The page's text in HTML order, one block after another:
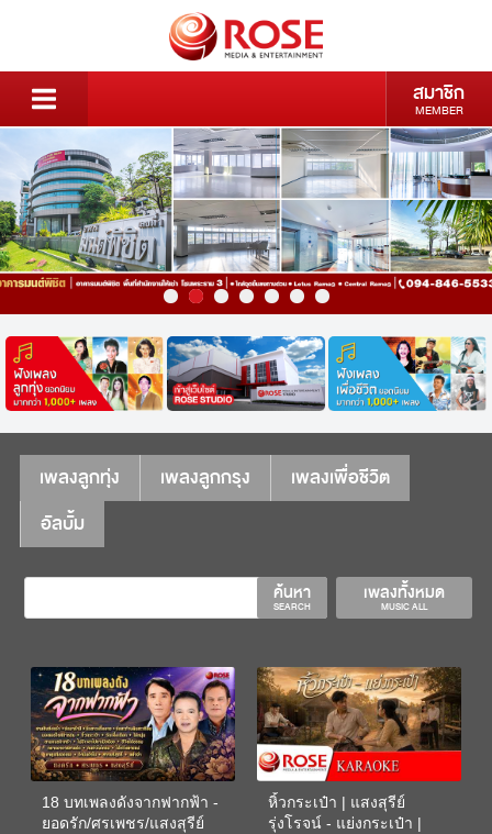
สมาชิก
MEMBER
เพลงลูกทุ่ง เพลงลูกกรุง
เพลงเพื่อชีวิต
อัลบั้ม
เพลงทั้งหมด
MUSIC ALL
ค้นหา
SEARCH
18 บทเพลงดังจากฟากฟ้า -
ยอดรัก/ศรเพชร/แสงสุรีย์
หิ้วกระเป๋า | แสงสุรีย์
รุ่งโรจน์ - แย่งกระเป๋า |